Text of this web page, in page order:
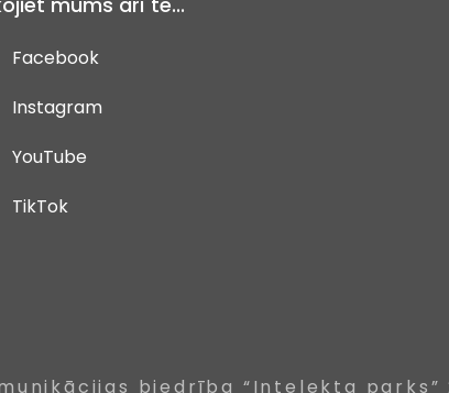
Facebook
Instagram
YouTube
TikTok
biedrība “Intelekta parks”